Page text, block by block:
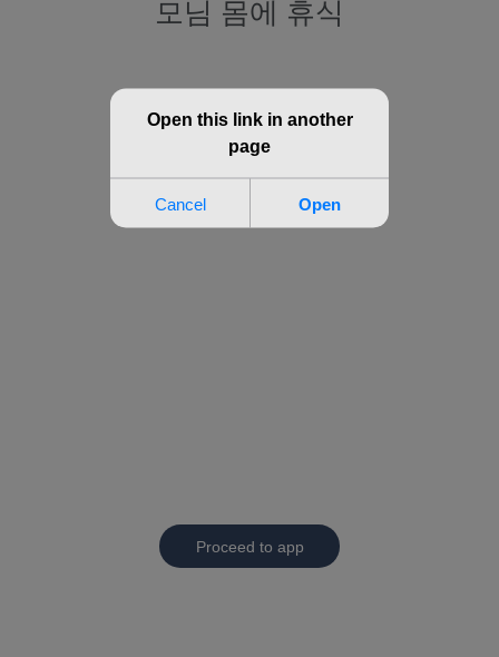
모님 몸에 휴식
Proceed to app